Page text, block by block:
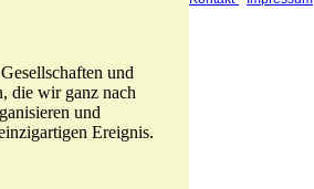
und
die wir ganz nach
und
Ereignis.